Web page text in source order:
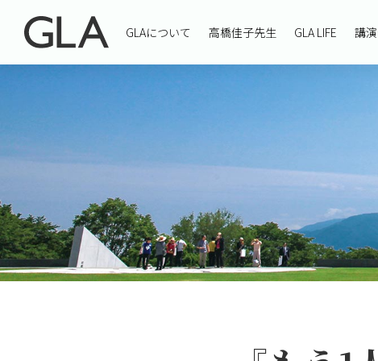
GLAについて 高橋佳子先生 GLA LIFE 講